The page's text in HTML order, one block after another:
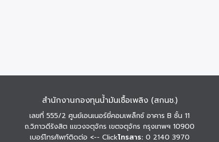
สำนักงานกองทุนน้ำมันเชื้อเพลิง (สกนช.)
เลขที่ 555/2 ศูนย์เอนเนอร์ยี่คอมเพล็กซ์ อาคาร B ชั้น 11
ถ.วิภาวดีรังสิต แขวงจตุจักร เขตจตุจักร กรุงเทพฯ 10900
เบอร์โทรศัพท์ติดต่อ <-- Clickโทรสาร: 0 2140 3970